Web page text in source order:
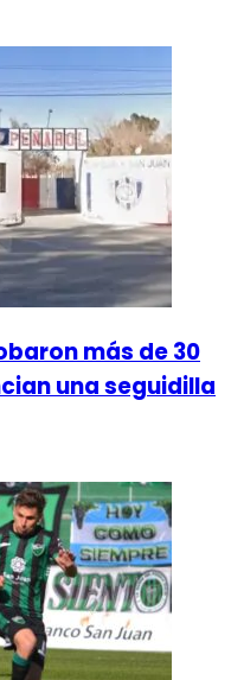
más de 30
una seguidilla